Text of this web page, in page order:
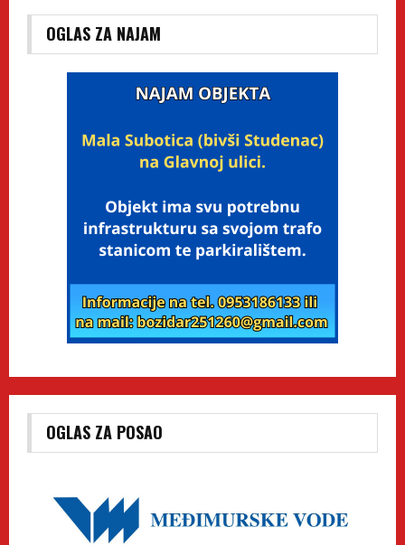
OGLAS ZA NAJAM
OGLAS ZA POSAO